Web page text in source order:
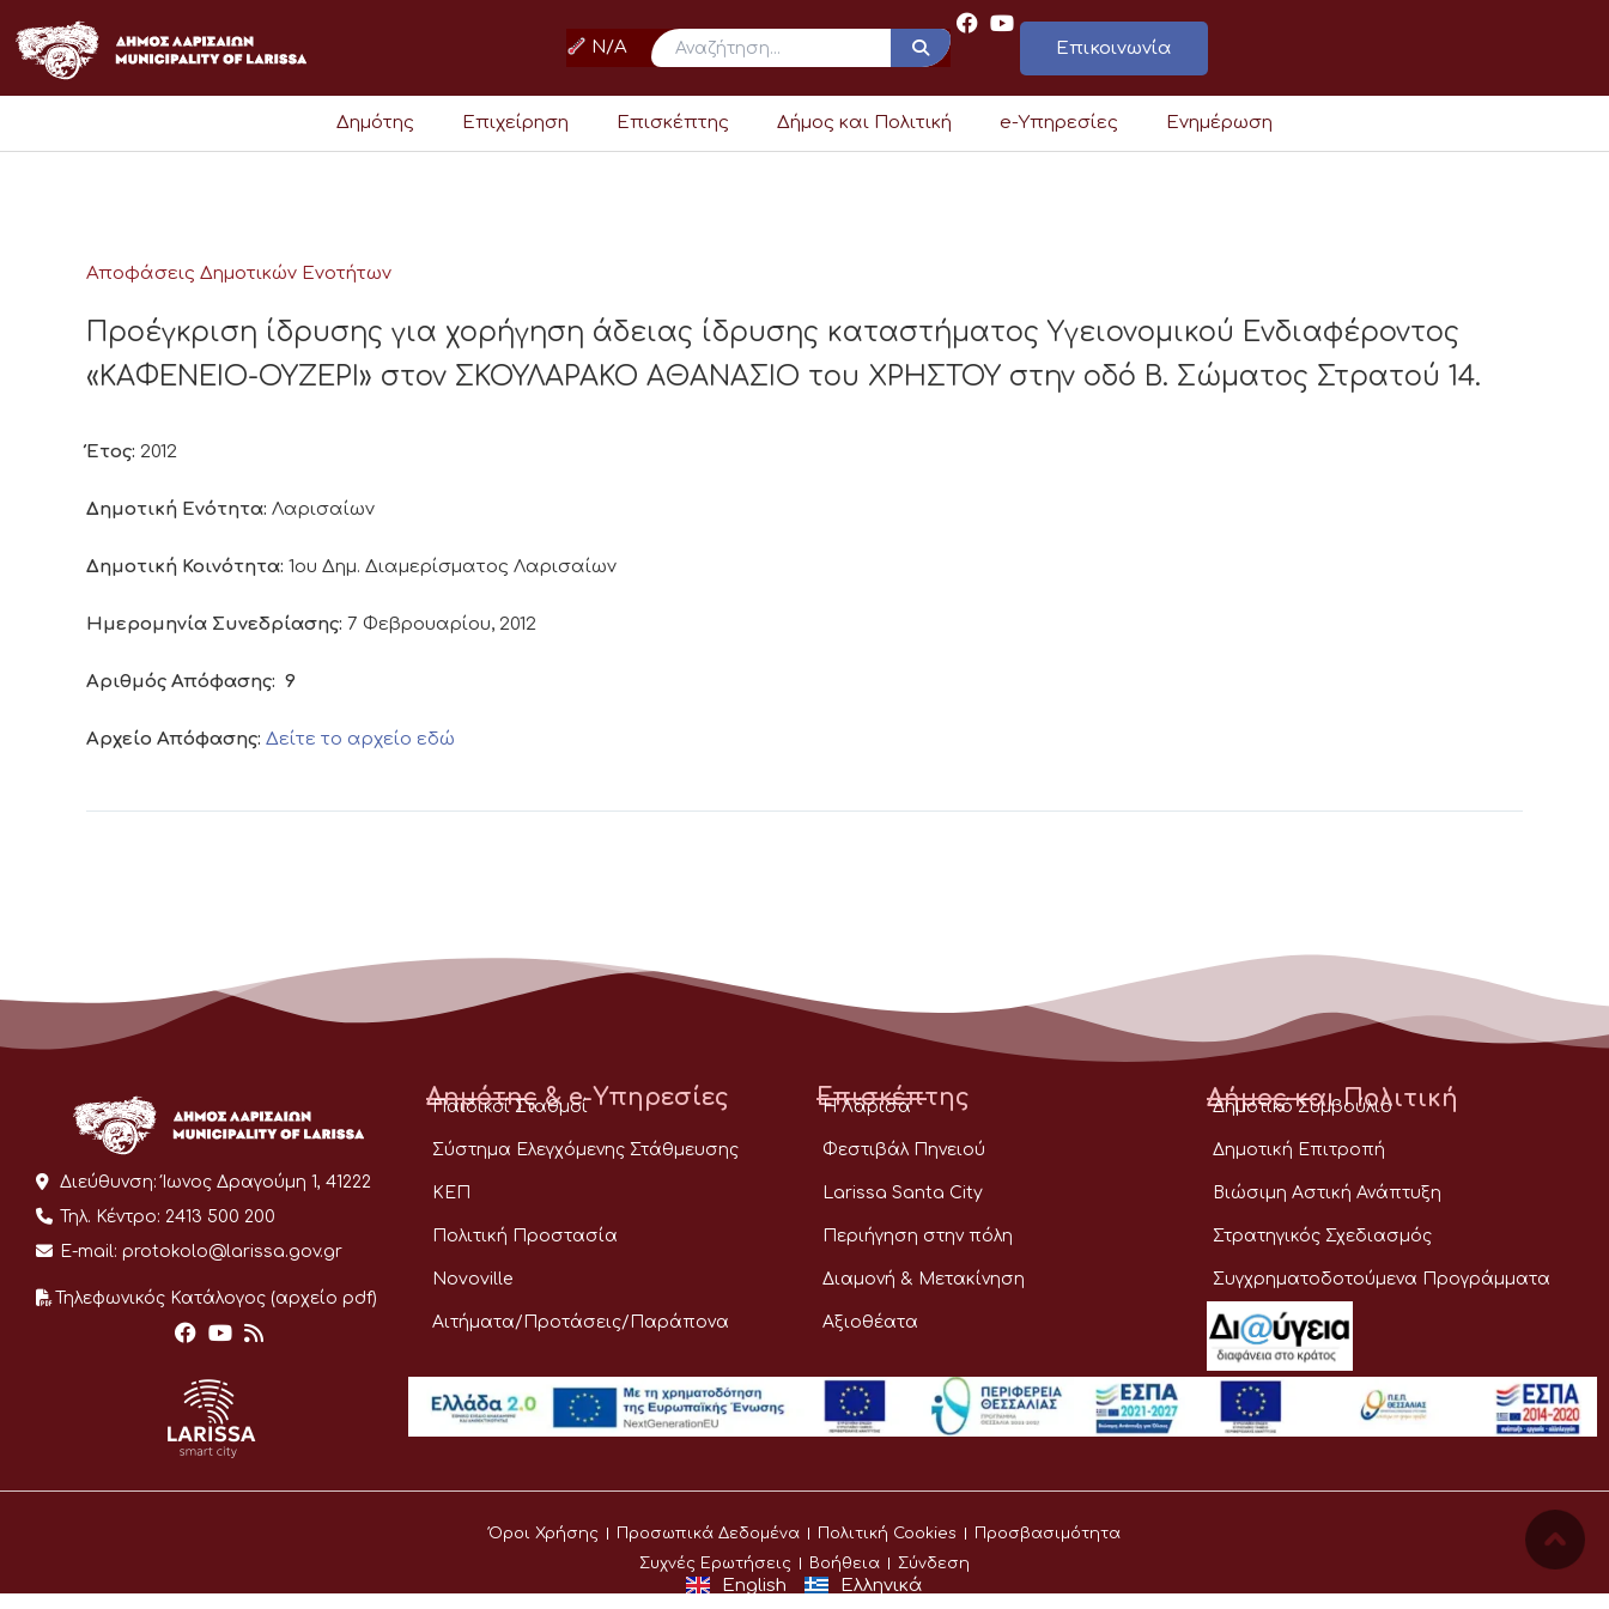
στο
περιεχόμενο
N/A Επικοινωνία
Δημότης Επιχείρηση Επισκέπτης Δήμος και Πολιτική e-Υπηρεσίες Ενημέρωση
Αποφάσεις Δημοτικών Ενοτήτων
Προέγκριση ίδρυσης για χορήγηση άδειας ίδρυσης καταστήματος Υγειονομικού Ενδιαφέροντος
«ΚΑΦΕΝΕΙΟ-ΟΥΖΕΡΙ» στον ΣΚΟΥΛΑΡΑΚΟ ΑΘΑΝΑΣΙΟ του ΧΡΗΣΤΟΥ στην οδό Β. Σώματος Στρατού 14.
Έτος: 2012
Δημοτική Ενότητα: Λαρισαίων
Δημοτική Κοινότητα: 1ου Δημ. Διαμερίσματος Λαρισαίων
Ημερομηνία Συνεδρίασης: 7 Φεβρουαρίου, 2012
Αριθμός Απόφασης: 9
Αρχείο Απόφασης: Δείτε το αρχείο εδώ
Διεύθυνση: Ίωνος Δραγούμη 1, 41222
Τηλ. Κέντρο: 2413 500 200
E-mail: protokolo@larissa.gov.gr
Τηλεφωνικός Κατάλογος (αρχείο pdf)
Δημότης & e-Υπηρεσίες
Παιδικοί Σταθμοί
Σύστημα Ελεγχόμενης Στάθμευσης
ΚΕΠ
Πολιτική Προστασία
Novoville
Αιτήματα/Προτάσεις/Παράπονα
Επισκέπτης
Η Λάρισα
Φεστιβάλ Πηνειού
Larissa Santa City
Περιήγηση στην πόλη
Διαμονή & Μετακίνηση
Αξιοθέατα
Δήμος και Πολιτική
Δημοτικό Συμβούλιο
Δημοτική Επιτροπή
Βιώσιμη Αστική Ανάπτυξη
Στρατηγικός Σχεδιασμός
Συγχρηματοδοτούμενα Προγράμματα
Όροι Χρήσης Προσωπικά Δεδομένα Πολιτική Cookies
Προσβασιμότητα
Συχνές Ερωτήσεις
Βοήθεια Σύνδεση
English Ελληνικά